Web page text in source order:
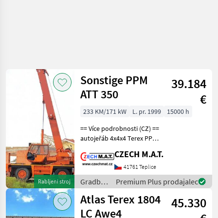
Rabljeni stroj
Sonstige PPM
ATT 350
39.184
€
233 KM/171 kW L. pr. 1999
15000 h
== Více podrobnosti (CZ) ==
autojeřáb 4x4x4 Terex PPM
majitel najeto 88 222 km /
15.000 mth nosnost
30t/32m motor Mercedes
OM366 LA 171
CZECH M.A.T.
41761 Teplice
Gradbeni
stroji /
Sonstige
Premium Plus prodajalec
Atlas Terex 1804
LC Awe4
45.330